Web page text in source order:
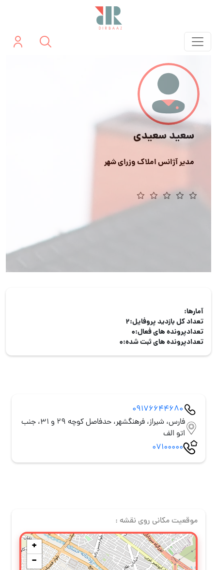
سعید سعیدی
مدیر آژانس املاک وزرای شهر
آمارها:
تعداد کل بازدید پروفایل:2
تعدادپرونده های فعال:0
تعدادپرونده های ثبت شده:0
09176644680
فارس، شیراز، فرهنگشهر، حدفاصل کوچه 29 و 31، جنب
اتو الف
07100000
موقعیت مکانی روی نقشه :
+
−